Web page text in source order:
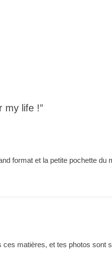
my life !”
format et la petite pochette du
ces matières, et tes photos sont